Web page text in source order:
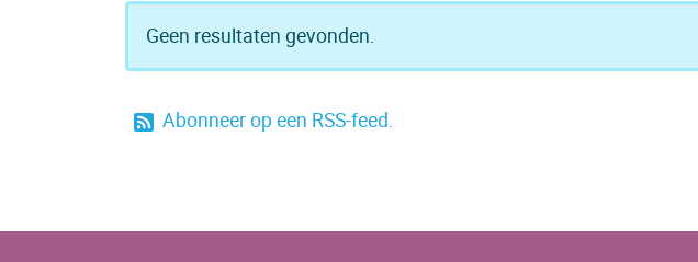
Geen resultaten gevonden.
Abonneer op een RSS-feed.